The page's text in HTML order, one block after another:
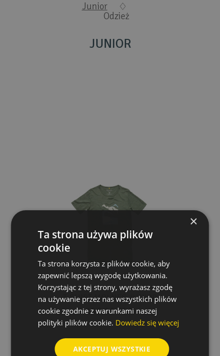
Junior
Odzież
JUNIOR
T-SHIRT MOLNES JUNIOR
199,00 PLN
×
Ta strona używa plików
cookie
Ta strona korzysta z plików cookie, aby
zapewnić lepszą wygodę użytkowania.
Korzystając z tej strony, wyrażasz zgodę
na używanie przez nas wszystkich plików
cookie zgodnie z warunkami naszej
polityki plików cookie. Dowiedz się więcej
AKCEPTUJ WSZYSTKIE